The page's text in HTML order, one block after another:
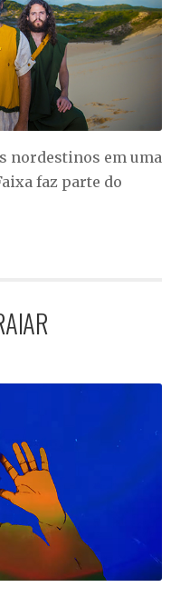
nordestinos em uma
faz parte do